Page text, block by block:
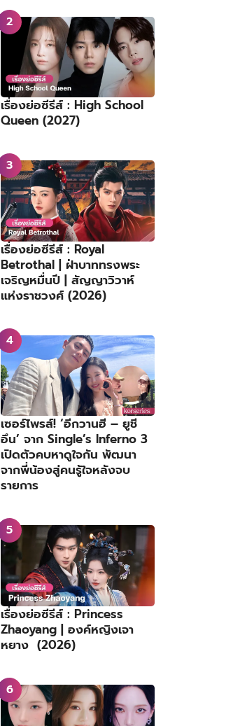
เรื่องย่อซีรีส์ : High School
Queen (2027)
เรื่องย่อซีรีส์ : Royal
Betrothal | ฝ่าบาททรงพระ
เจริญหมื่นปี | สัญญาวิวาห์
แห่งราชวงศ์ (2026)
เซอร์ไพรส์! ‘อีกวานฮี – ยูชี
อึน’ จาก Single’s Inferno 3
เปิดตัวคบหาดูใจกัน พัฒนา
จากพี่น้องสู่คนรู้ใจหลังจบ
รายการ
เรื่องย่อซีรีส์ : Princess
Zhaoyang | องค์หญิงเจา
หยาง (2026)